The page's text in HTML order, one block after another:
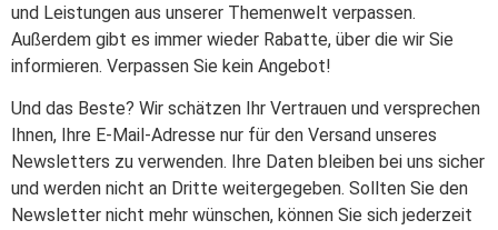
und Leistungen aus unserer Themenwelt verpassen.
Außerdem gibt es immer wieder Rabatte, über die wir Sie
informieren. Verpassen Sie kein Angebot!
Und das Beste? Wir schätzen Ihr Vertrauen und versprechen
Ihnen, Ihre E-Mail-Adresse nur für den Versand unseres
Newsletters zu verwenden. Ihre Daten bleiben bei uns sicher
und werden nicht an Dritte weitergegeben. Sollten Sie den
Newsletter nicht mehr wünschen, können Sie sich jederzeit